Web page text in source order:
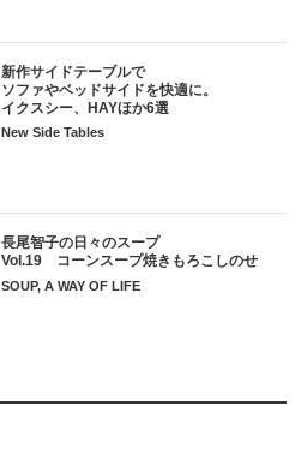
新作サイドテーブルで
ソファやベッドサイドを快適に。
イクスシー、HAYほか6選
New Side Tables
長尾智子の日々のスープ
Vol.19 コーンスープ焼きもろこしのせ
SOUP, A WAY OF LIFE